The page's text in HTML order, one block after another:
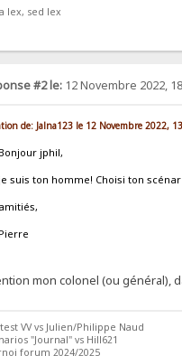
lex, sed lex
#2 le:12 Novembre 2022,
de: Jalna123 le 12 Novembre 2022,
Bonjour jphil,
je suis ton homme! Choisi ton
amitiés,
Pierre
mon colonel (ou général),
VV vs Julien/Philippe Naud
"Journal" vs Hill621
forum 2024/2025